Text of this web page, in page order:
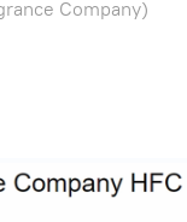
Company)